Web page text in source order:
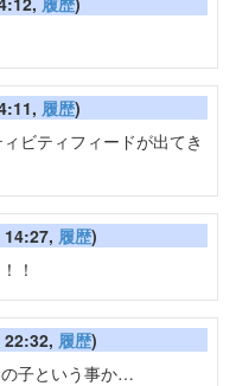
履歴)
ビティフィードが出てき
14:27, 履歴)
！
22:32, 履歴)
子という事か…